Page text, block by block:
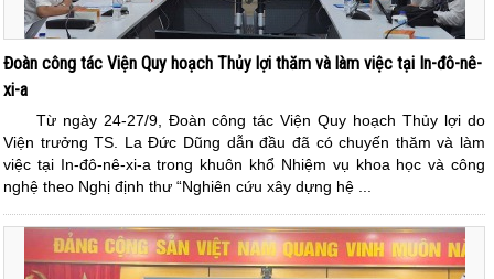
Đoàn công tác Viện Quy hoạch Thủy lợi thăm và làm việc tại In-đô-nê-
xi-a
Từ ngày 24-27/9, Đoàn công tác Viện Quy hoạch Thủy lợi do
Viện trưởng TS. La Đức Dũng dẫn đầu đã có chuyến thăm và làm
việc tại In-đô-nê-xi-a trong khuôn khổ Nhiệm vụ khoa học và công
nghệ theo Nghị định thư “Nghiên cứu xây dựng hệ ...